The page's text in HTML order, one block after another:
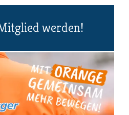
werden!